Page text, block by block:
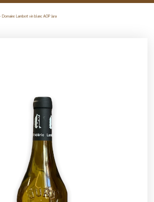
Domaine Lambert vin blanc AOP Jura